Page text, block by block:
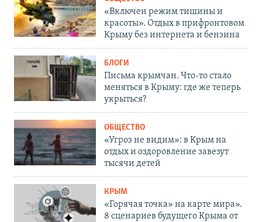
«Включен режим тишины и
красоты». Отдых в прифронтовом
Крыму без интернета и бензина
БЛОГИ
Письма крымчан. Что-то стало
меняться в Крыму: где же теперь
укрыться?
ОБЩЕСТВО
«Угроз не видим»: в Крым на
отдых и оздоровление завезут
тысячи детей
КРЫМ
«Горячая точка» на карте мира».
8 сценариев будущего Крыма от